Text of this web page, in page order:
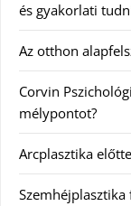
és gyakorlati
Az otthon
Corvin
mélypontot?
Arcplasztika